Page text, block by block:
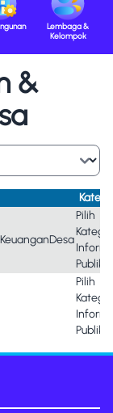
Lembaga &
Kelompok
&
Pilih
Publik
Pilih
Publik